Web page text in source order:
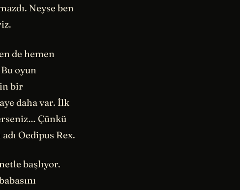
Neyse ben
de hemen
oyun
bir
daha var. İlk
Çünkü
Oedipus Rex.
başlıyor.